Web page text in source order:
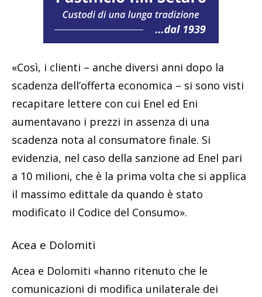
«Così, i clienti – anche diversi anni dopo la
scadenza dell’offerta economica – si sono visti
recapitare lettere con cui Enel ed Eni
aumentavano i prezzi in assenza di una
scadenza nota al consumatore finale. Si
evidenzia, nel caso della sanzione ad Enel pari
a 10 milioni, che è la prima volta che si applica
il massimo edittale da quando è stato
modificato il Codice del Consumo».
Acea e Dolomiti
Acea e Dolomiti «hanno ritenuto che le
comunicazioni di modifica unilaterale dei